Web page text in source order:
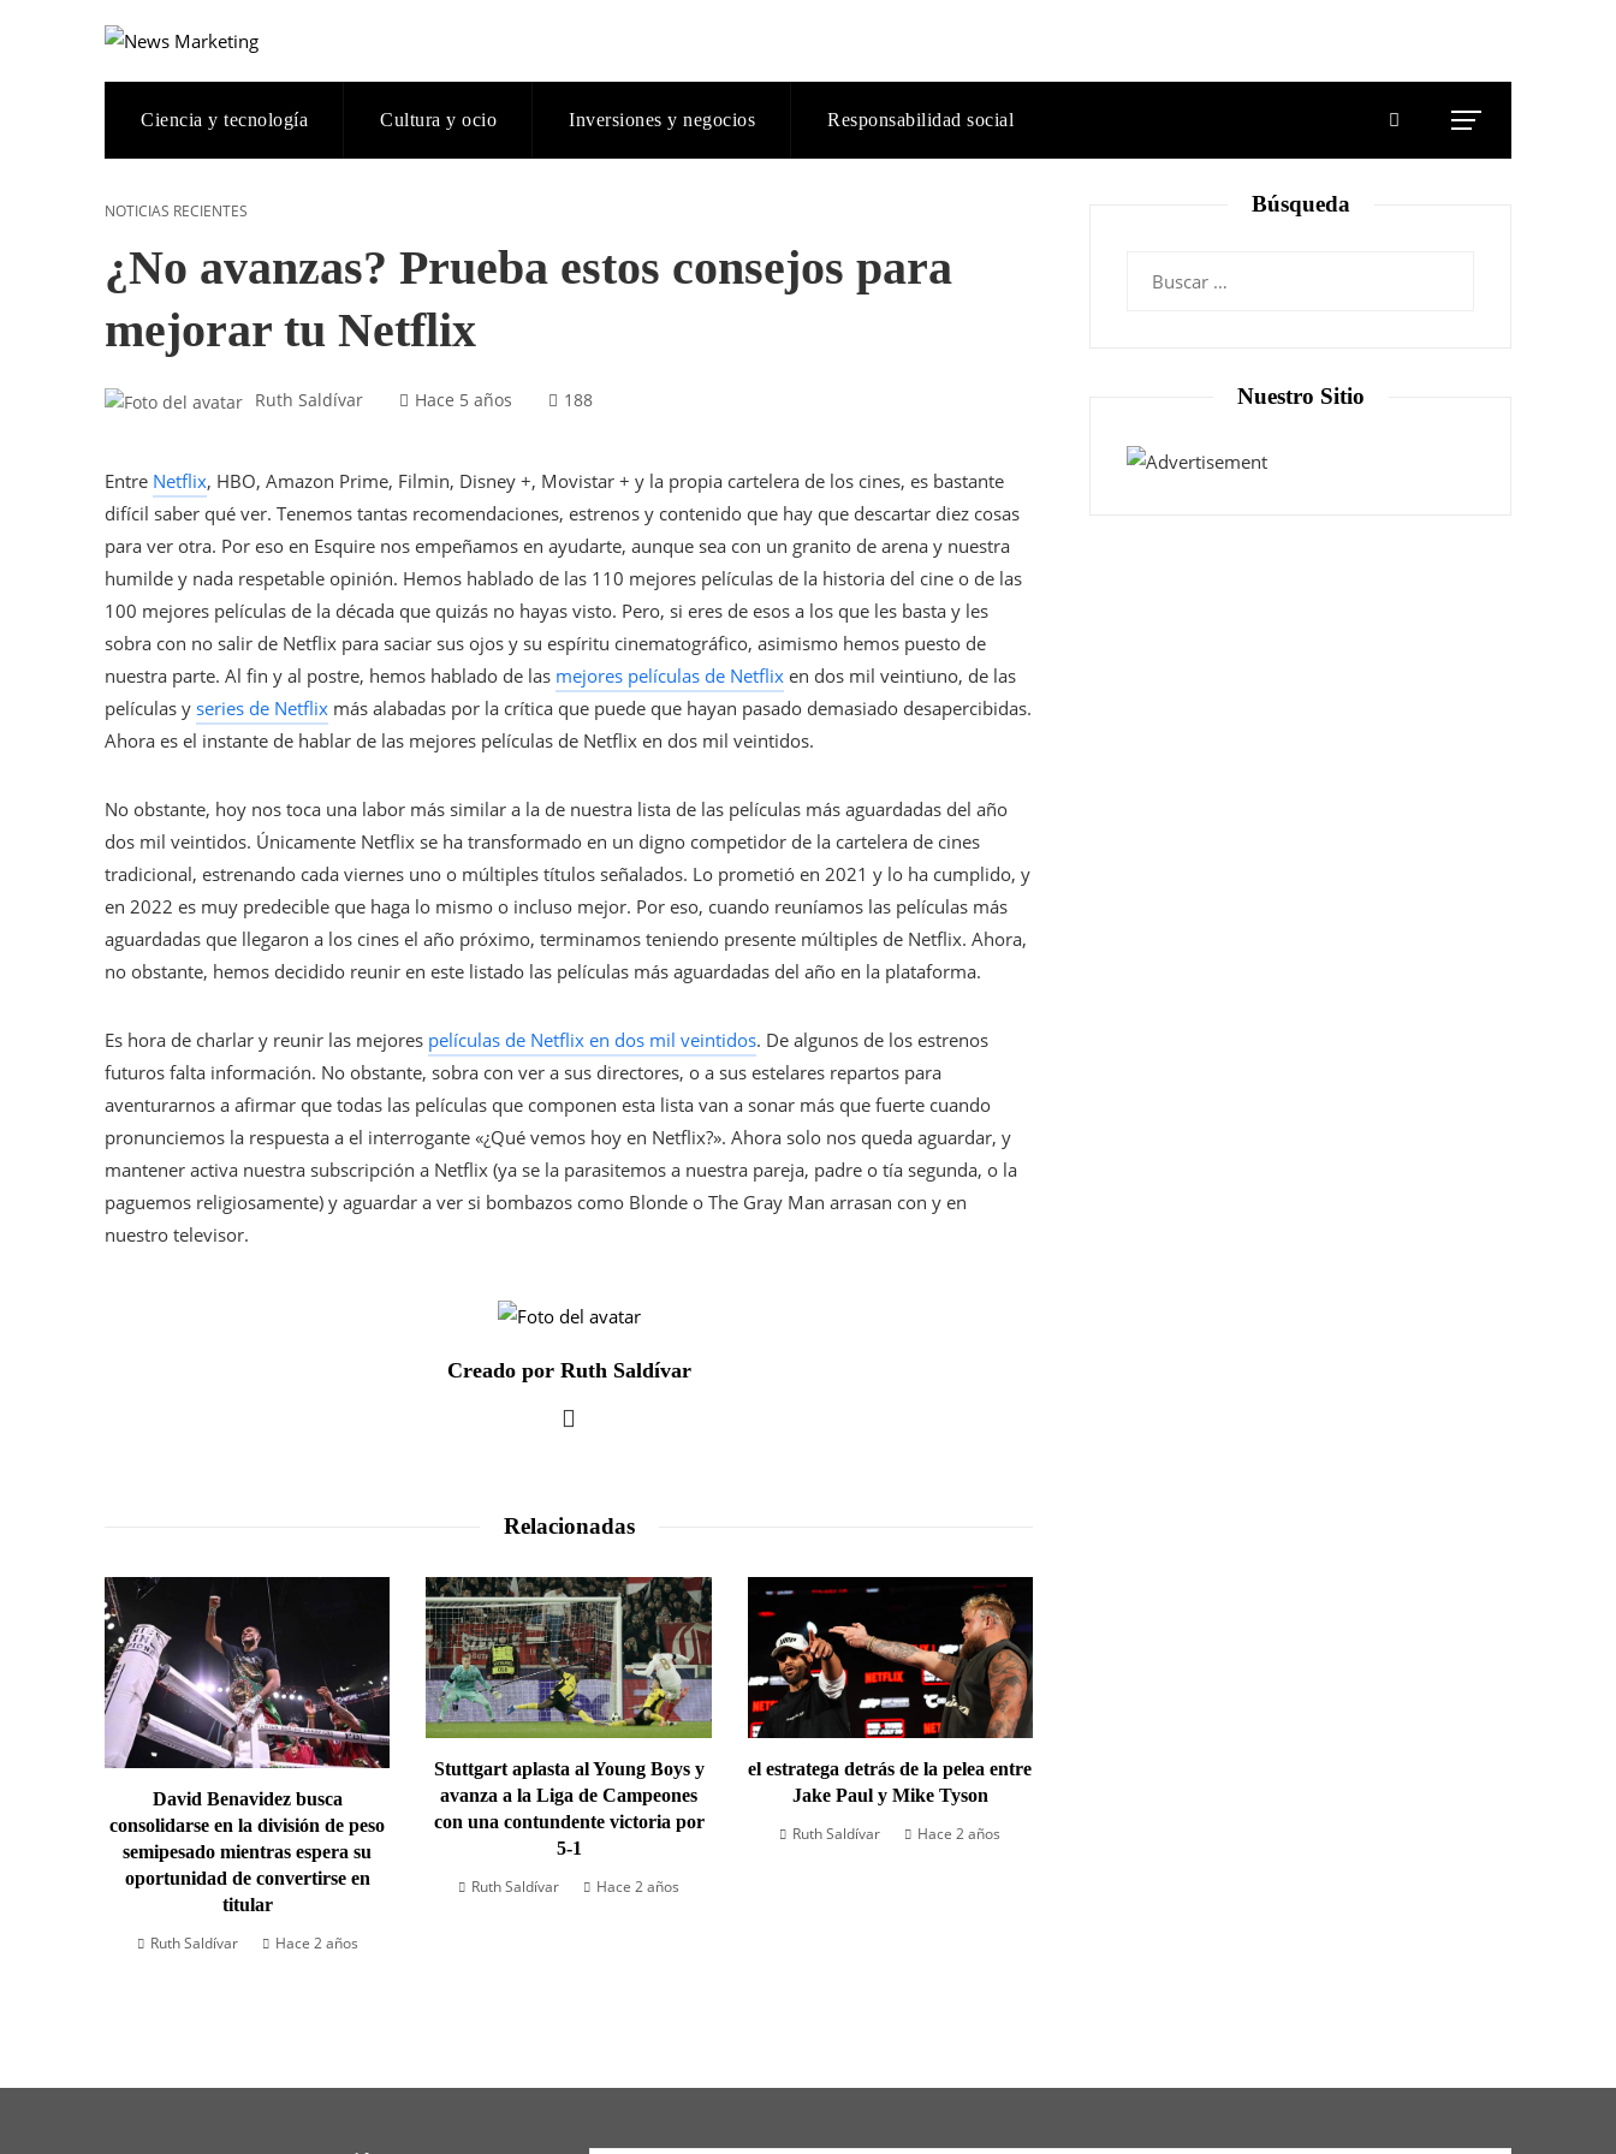
Ciencia y tecnología Cultura y ocio Inversiones y negocios Responsabilidad social
NOTICIAS RECIENTES
¿No avanzas? Prueba estos consejos para
mejorar tu Netflix
Ruth Saldívar Hace 5 años 188
Entre Netflix, HBO, Amazon Prime, Filmin, Disney +, Movistar + y la propia cartelera de los cines, es bastante
difícil saber qué ver. Tenemos tantas recomendaciones, estrenos y contenido que hay que descartar diez cosas
para ver otra. Por eso en Esquire nos empeñamos en ayudarte, aunque sea con un granito de arena y nuestra
humilde y nada respetable opinión. Hemos hablado de las 110 mejores películas de la historia del cine o de las
100 mejores películas de la década que quizás no hayas visto. Pero, si eres de esos a los que les basta y les
sobra con no salir de Netflix para saciar sus ojos y su espíritu cinematográfico, asimismo hemos puesto de
nuestra parte. Al fin y al postre, hemos hablado de las mejores películas de Netflix en dos mil veintiuno, de las
películas y series de Netflix más alabadas por la crítica que puede que hayan pasado demasiado desapercibidas.
Ahora es el instante de hablar de las mejores películas de Netflix en dos mil veintidos.
No obstante, hoy nos toca una labor más similar a la de nuestra lista de las películas más aguardadas del año
dos mil veintidos. Únicamente Netflix se ha transformado en un digno competidor de la cartelera de cines
tradicional, estrenando cada viernes uno o múltiples títulos señalados. Lo prometió en 2021 y lo ha cumplido, y
en 2022 es muy predecible que haga lo mismo o incluso mejor. Por eso, cuando reuníamos las películas más
aguardadas que llegaron a los cines el año próximo, terminamos teniendo presente múltiples de Netflix. Ahora,
no obstante, hemos decidido reunir en este listado las películas más aguardadas del año en la plataforma.
Es hora de charlar y reunir las mejores películas de Netflix en dos mil veintidos. De algunos de los estrenos
futuros falta información. No obstante, sobra con ver a sus directores, o a sus estelares repartos para
aventurarnos a afirmar que todas las películas que componen esta lista van a sonar más que fuerte cuando
pronunciemos la respuesta a el interrogante «¿Qué vemos hoy en Netflix?». Ahora solo nos queda aguardar, y
mantener activa nuestra subscripción a Netflix (ya se la parasitemos a nuestra pareja, padre o tía segunda, o la
paguemos religiosamente) y aguardar a ver si bombazos como Blonde o The Gray Man arrasan con y en
nuestro televisor.
Creado por Ruth Saldívar
Relacionadas
David Benavidez busca
consolidarse en la división de peso
semipesado mientras espera su
oportunidad de convertirse en
titular
Ruth Saldívar
Hace 2 años
Stuttgart aplasta al Young Boys y
avanza a la Liga de Campeones
con una contundente victoria por
5-1
Ruth Saldívar
Hace 2 años
el estratega detrás de la pelea entre
Jake Paul y Mike Tyson
Ruth Saldívar
Hace 2 años
Búsqueda
Nuestro Sitio